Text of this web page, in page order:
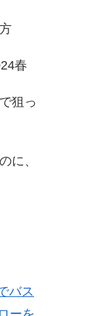
春
狙っ
に、
バス